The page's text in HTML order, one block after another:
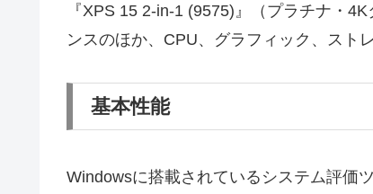
『XPS 15 2-in-1 (9575)』（プラチナ・
ンスのほか、CPU、グラフィック、スト
基本性能
Windowsに搭載されているシステム評価